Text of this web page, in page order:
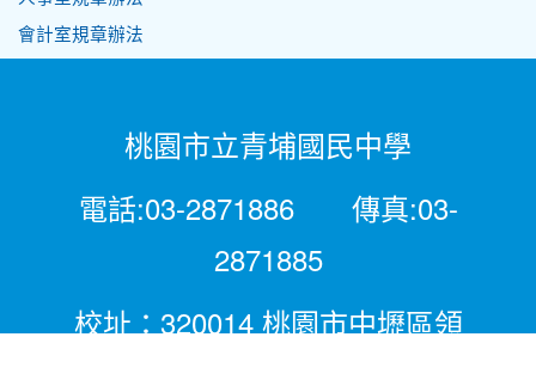
會計室規章辦法
桃園市立青埔國民中學
電話:03-2871886 傳真:03-
2871885
校址：320014 桃園市中壢區領